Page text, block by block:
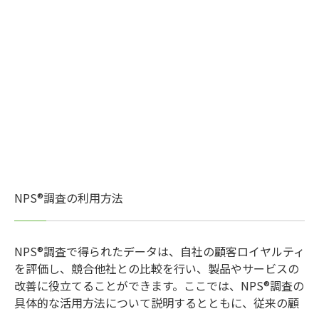
NPS®調査の利用方法
NPS®調査で得られたデータは、自社の顧客ロイヤルティ
を評価し、競合他社との比較を行い、製品やサービスの
改善に役立てることができます。ここでは、NPS®調査の
具体的な活用方法について説明するとともに、従来の顧